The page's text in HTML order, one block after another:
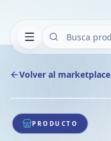
Volver al marketplace
1/1
PRODUCTO